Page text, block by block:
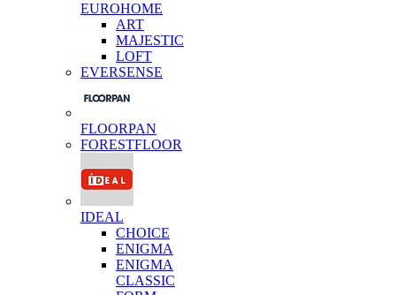
EUROHOME
ART
MAJESTIC
LOFT
EVERSENSE
FLOORPAN
FORESTFLOOR
IDEAL
CHOICE
ENIGMA
ENIGMA
CLASSIC